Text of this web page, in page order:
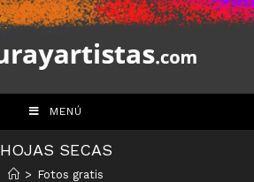
MENÚ
HOJAS SECAS
> Fotos gratis